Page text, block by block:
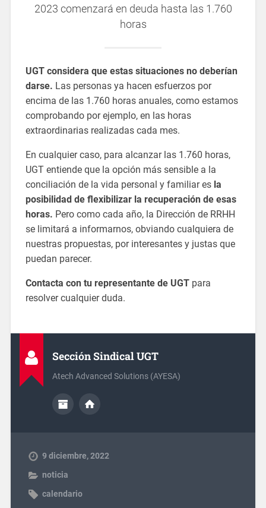
2023 comenzará en deuda hasta las 1.760
horas
UGT considera que estas situaciones no deberían
darse. Las personas ya hacen esfuerzos por
encima de las 1.760 horas anuales, como estamos
comprobando por ejemplo, en las horas
extraordinarias realizadas cada mes.
En cualquier caso, para alcanzar las 1.760 horas,
UGT entiende que la opción más sensible a la
conciliación de la vida personal y familiar es la
posibilidad de flexibilizar la recuperación de esas
horas. Pero como cada año, la Dirección de RRHH
se limitará a informarnos, obviando cualquiera de
nuestras propuestas, por interesantes y justas que
puedan parecer.
Contacta con tu representante de UGTpara
resolver cualquier duda.
Sección Sindical UGT
Atech Advanced Solutions (AYESA)
9 diciembre, 2022
noticia
calendario